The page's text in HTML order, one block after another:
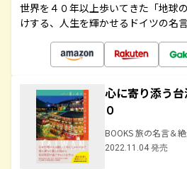
世界を４０年以上歩いてきた「地球
けする、人生を輝かせるドイツの名
心に寄り添う
０
BOOKS 旅の名言＆
2022.11.04 発売